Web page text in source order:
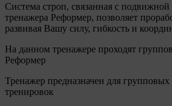
Система строп, связанная с
тренажера Реформер, позволяет
развивая Вашу силу, гибкость и
На данном тренажере проходят
Реформер
Тренажер предназначен для
тренировок